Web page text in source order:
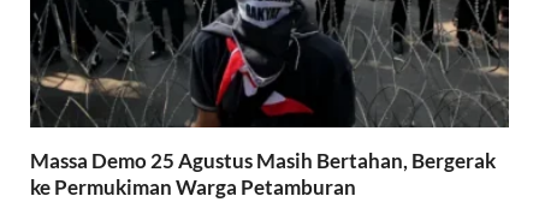
Massa Demo 25 Agustus Masih Bertahan, Bergerak
ke Permukiman Warga Petamburan